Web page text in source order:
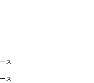
ス
ス